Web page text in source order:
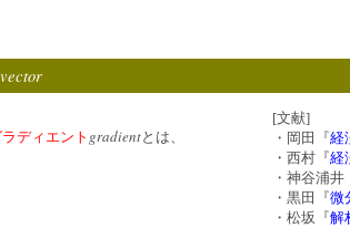
ラディエント gradientとは、
[文献]
・岡田『経
・西村『経
・神谷浦井
・黒田『微
・松坂『解